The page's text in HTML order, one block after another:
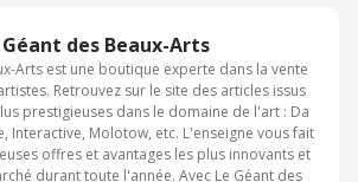
Géant des Beaux-Arts
Arts est une boutique experte dans la vente
Retrouvez sur le site des articles issus
prestigieuses dans le domaine de l'art : Da
Interactive, Molotow, etc. L'enseigne vous fait
offres et avantages les plus innovants et
durant toute l'année. Avec Le Géant des